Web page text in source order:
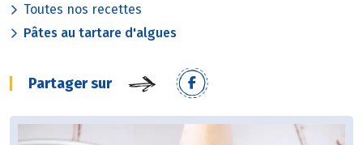
Toutes nos recettes
Pâtes au tartare d'algues
Partager sur